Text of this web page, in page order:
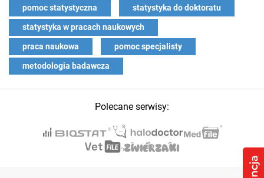
pomoc statystyczna statystyka do doktoratu
statystyka w pracach naukowych
praca naukowa pomoc specjalisty
metodologia badawcza
Polecane serwisy: